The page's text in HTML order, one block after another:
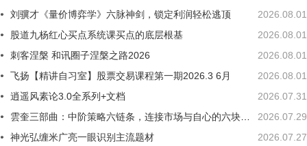
2026.08.01
刘骥才《量价博弈学》六脉神剑，锁定利润轻松逃顶
2026.08.01
股道九杨红心买点系统课买点的底层根基
2026.08.01
刺客涅槃 和讯圈子涅槃之路2026
2026.08.01
飞扬【精讲自习室】股票交易课程第一期2026.3 6月
2026.07.31
逍遥风素论3.0全系列+文档
2026.07.29
雲奎三部曲：中阶策略六链条，连接市场与自心的六块踏板
2026.07.27
神光弘缠米广亮一眼识别主流题材